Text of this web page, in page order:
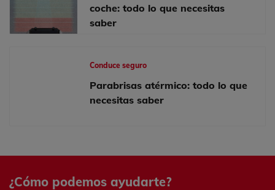
coche: todo lo que necesitas
saber
Conduce seguro
Parabrisas atérmico: todo lo que
necesitas saber
¿Cómo podemos ayudarte?